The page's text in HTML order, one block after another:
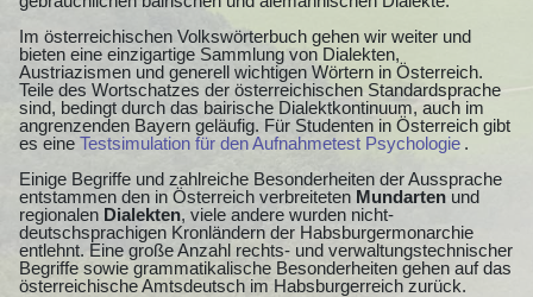
Im österreichischen Volkswörterbuch gehen wir weiter und
bieten eine einzigartige Sammlung von Dialekten,
Austriazismen und generell wichtigen Wörtern in Österreich.
Teile des Wortschatzes der österreichischen Standardsprache
sind, bedingt durch das bairische Dialektkontinuum, auch im
angrenzenden Bayern geläufig. Für Studenten in Österreich gibt
es eine Testsimulation für den Aufnahmetest Psychologie .
Einige Begriffe und zahlreiche Besonderheiten der Aussprache
entstammen den in Österreich verbreiteten Mundarten und
regionalen Dialekten, viele andere wurden nicht-
deutschsprachigen Kronländern der Habsburgermonarchie
entlehnt. Eine große Anzahl rechts- und verwaltungstechnischer
Begriffe sowie grammatikalische Besonderheiten gehen auf das
österreichische Amtsdeutsch im Habsburgerreich zurück.